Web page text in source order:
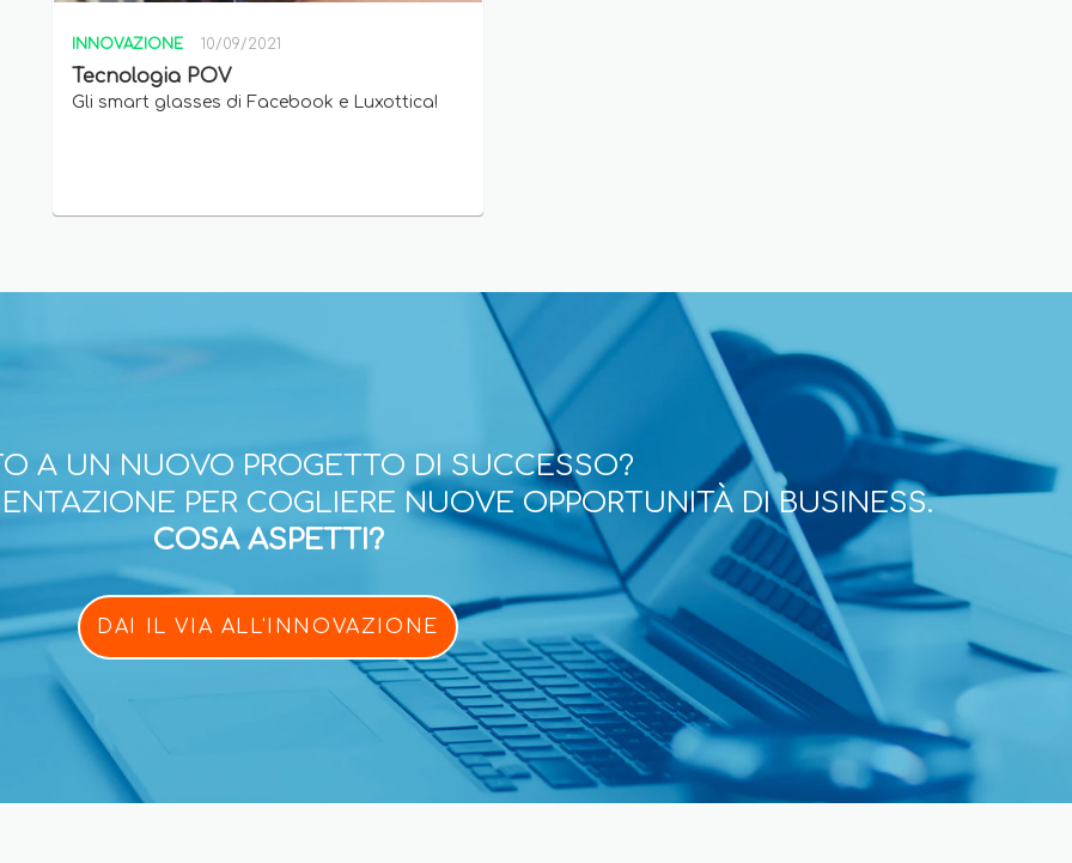
INNOVAZIONE 10/09/2021
Tecnologia POV
Gli smart glasses di Facebook e Luxottica!
A UN NUOVO PROGETTO DI SUCCESSO?
PER COGLIERE NUOVE OPPORTUNITÀ DI BUSINESS.
COSA ASPETTI?
DAI IL VIA ALL'INNOVAZIONE